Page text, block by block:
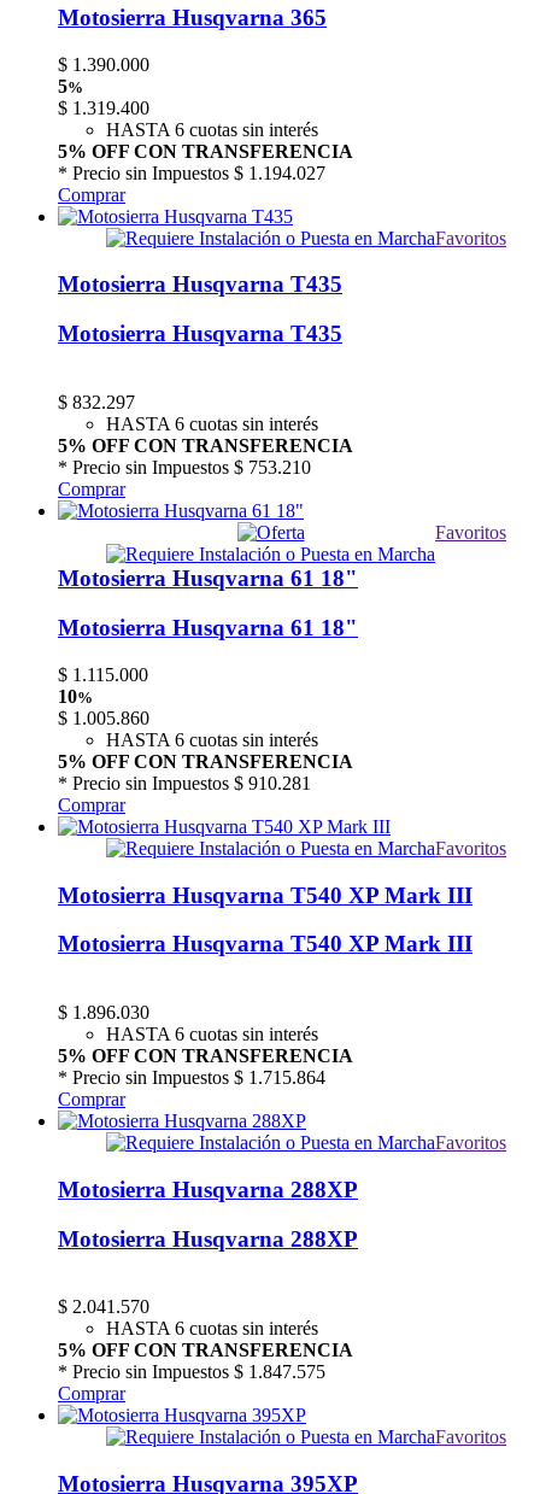
Motosierra Husqvarna 365
$ 1.390.000
5%
$ 1.319.400
HASTA 6 cuotas sin interés
5% OFF CON TRANSFERENCIA
* Precio sin Impuestos $ 1.194.027
Comprar
Favoritos
Motosierra Husqvarna T435
Motosierra Husqvarna T435
$ 832.297
HASTA 6 cuotas sin interés
5% OFF CON TRANSFERENCIA
* Precio sin Impuestos $ 753.210
Comprar
Favoritos
Motosierra Husqvarna 61 18"
Motosierra Husqvarna 61 18"
$ 1.115.000
10%
$ 1.005.860
HASTA 6 cuotas sin interés
5% OFF CON TRANSFERENCIA
* Precio sin Impuestos $ 910.281
Comprar
Favoritos
Motosierra Husqvarna T540 XP Mark III
Motosierra Husqvarna T540 XP Mark III
$ 1.896.030
HASTA 6 cuotas sin interés
5% OFF CON TRANSFERENCIA
* Precio sin Impuestos $ 1.715.864
Comprar
Favoritos
Motosierra Husqvarna 288XP
Motosierra Husqvarna 288XP
$ 2.041.570
HASTA 6 cuotas sin interés
5% OFF CON TRANSFERENCIA
* Precio sin Impuestos $ 1.847.575
Comprar
Favoritos
Motosierra Husqvarna 395XP